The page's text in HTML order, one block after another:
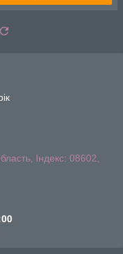
Індекс: 08602,